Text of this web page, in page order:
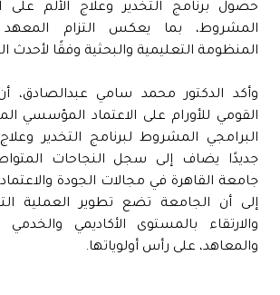
حصول برنامج التخدير وعلاج الألم على
المشروط، بما يعكس التزام المعهد
المنظومة التعليمية والبحثية وفقًا لأحدث
وأكد الدكتور محمد سامي عبدالصادق،
القومي للأورام على الاعتماد المؤسسي
البرامجي المشروط لبرنامج التخدير وعلاج
جديدًا يضاف إلى سجل النجاحات
جامعة القاهرة في مجالات الجودة والاعتماد
إلى أن الجامعة تضع تطوير العملية
والارتقاء بالمستوى الأكاديمي
والمعاهد، على رأس أولوياتها.